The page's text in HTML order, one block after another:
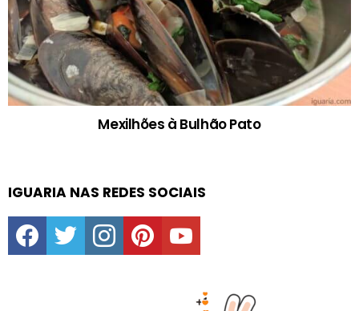
Mexilhões à Bulhão Pato
IGUARIA NAS REDES SOCIAIS
facebooktwitter instagrampinterestyoutube